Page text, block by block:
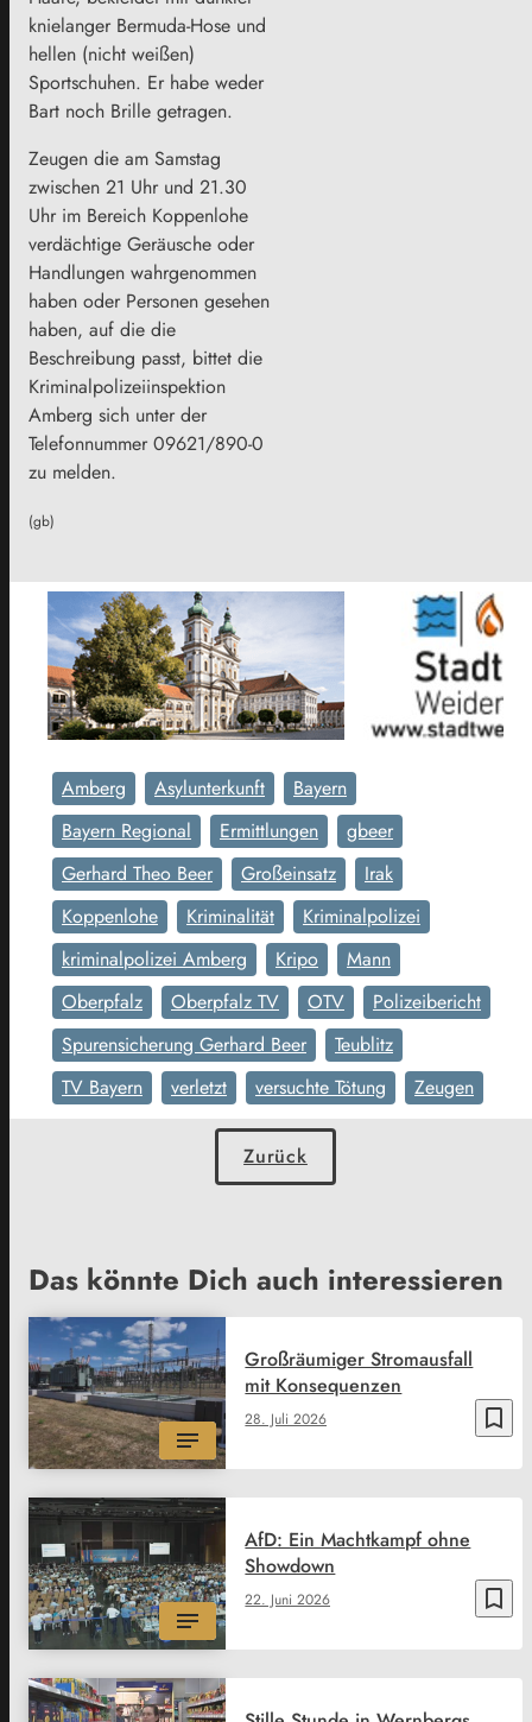
knielanger Bermuda-Hose und
hellen (nicht weißen)
Sportschuhen. Er habe weder
Bart noch Brille getragen.
Zeugen die am Samstag
zwischen 21 Uhr und 21.30
Uhr im Bereich Koppenlohe
verdächtige Geräusche oder
Handlungen wahrgenommen
haben oder Personen gesehen
haben, auf die die
Beschreibung passt, bittet die
Kriminalpolizeiinspektion
Amberg sich unter der
Telefonnummer 09621/890-0
zu melden.
(gb)
Amberg Asylunterkunft
Bayern
Bayern Regional
Ermittlungen
gbeer
Gerhard Theo Beer
Großeinsatz
Irak
Koppenlohe
Kriminalität
Kriminalpolizei
kriminalpolizei Amberg
Kripo
Mann
Oberpfalz
Oberpfalz TV OTV
Polizeibericht
Spurensicherung Gerhard Beer
Teublitz
TV Bayern
verletzt versuchte Tötung Zeugen
Zurück
Das könnte Dich auch interessieren
bookmark_border
28. Juli 2026
Großräumiger Stromausfall
mit Konsequenzen
bookmark_border
22. Juni 2026
AfD: Ein Machtkampf ohne
Showdown